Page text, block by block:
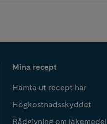
Mina recept
Hämta ut recept här
Högkostnadsskyddet
Rådgivning om läkemedel